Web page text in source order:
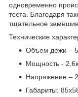
одновременно
теста. Благодаря
тщательное
Технические
Объем дежи –
Мощность -
Напряжение –
Габариты: